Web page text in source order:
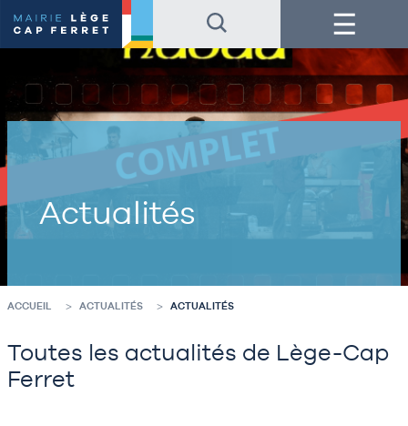
au
contenu
de
page
au
pied
de
Menu
Actualités
ACCUEIL ACTUALITÉS ACTUALITÉS
Toutes les actualités de Lège-Cap
Ferret